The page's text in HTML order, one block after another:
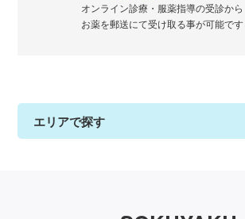
オンライン診療・服薬指導の受診から
お薬を郵送にて受け取る事が可能です
エリアで探す